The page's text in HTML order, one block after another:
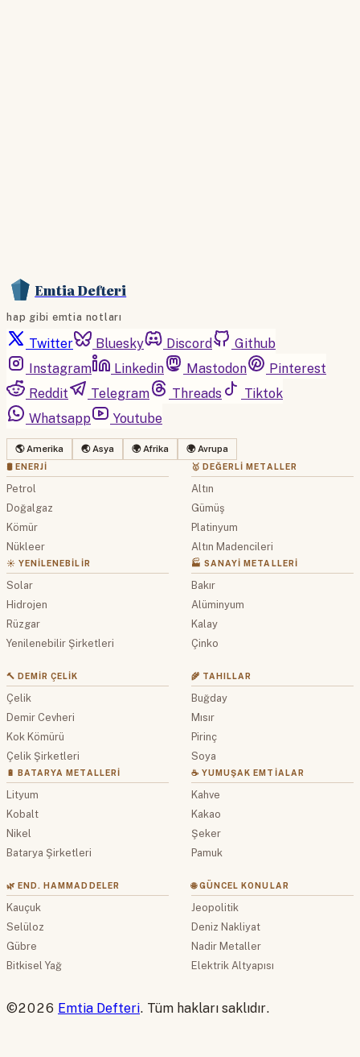
Emtia Defteri
hap gibi emtia notları
Twitter Bluesky Discord
Github
Instagram
Linkedin Mastodon
Pinterest
Reddit
Telegram Threads
Tiktok
Whatsapp
Youtube
🌎 Amerika 🌏 Asya 🌍 Afrika 🌍 Avrupa
🛢 ENERJI
Petrol
Doğalgaz
Kömür
Nükleer
☀️ YENILENEBILIR
Solar
Hidrojen
Rüzgar
Yenilenebilir Şirketleri
🥇 DEĞERLI METALLER
Altın
Gümüş
Platinyum
Altın Madencileri
🏭 SANAYI METALLERI
Bakır
Alüminyum
Kalay
Çinko
🔨 DEMIR ÇELIK
Çelik
Demir Cevheri
Kok Kömürü
Çelik Şirketleri
🔋 BATARYA METALLERI
Lityum
Kobalt
Nikel
Batarya Şirketleri
🌾 TAHILLAR
Buğday
Mısır
Pirinç
Soya
☕ YUMUŞAK EMTIALAR
Kahve
Kakao
Şeker
Pamuk
🌿 END. HAMMADDELER
Kauçuk
Selüloz
Gübre
Bitkisel Yağ
🌐 GÜNCEL KONULAR
Jeopolitik
Deniz Nakliyat
Nadir Metaller
Elektrik Altyapısı
©2026 Emtia Defteri. Tüm hakları saklıdır.